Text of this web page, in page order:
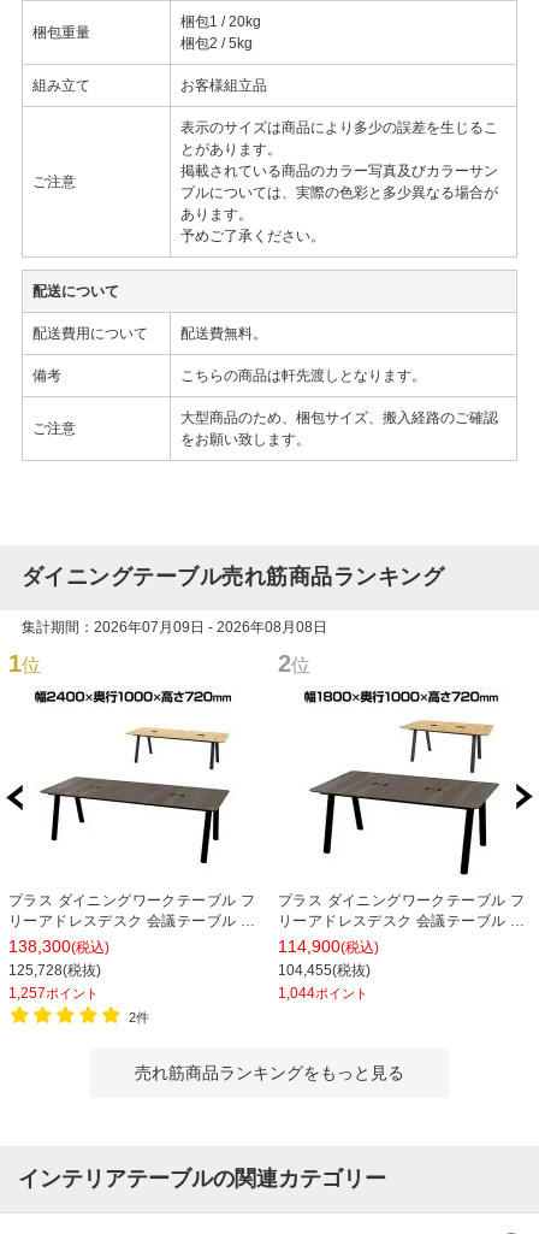
梱包重量
梱包1 / 20kg
梱包2 / 5kg
組み立て お客様組立品
ご注意
表示のサイズは商品により多少の誤差を生じるこ
とがあります。
掲載されている商品のカラー写真及びカラーサン
プルについては、実際の色彩と多少異なる場合が
あります。
予めご了承ください。
配送について
配送費用について 配送費無料。
備考 こちらの商品は軒先渡しとなります。
ご注意
大型商品のため、梱包サイズ、搬入経路のご確認
をお願い致します。
ダイニングテーブル売れ筋商品ランキング
集計期間：2026年07月09日 - 2026年08月08日
1位
プラス ダイニングワークテーブル フ
リーアドレスデスク 会議テーブル ミ
ーティングテーブル 配線収納付き 幅
2400×奥行1000×高さ720mm
138,300(税込)
125,728(税抜)
1,257ポイント
2件
2位
プラス ダイニングワークテーブル フ
リーアドレスデスク 会議テーブル ミ
ーティングテーブル 配線収納付き 幅
1800×奥行1000×高さ720mm
114,900(税込)
104,455(税抜)
1,044ポイント
売れ筋商品ランキングをもっと見る
インテリアテーブルの関連カテゴリー